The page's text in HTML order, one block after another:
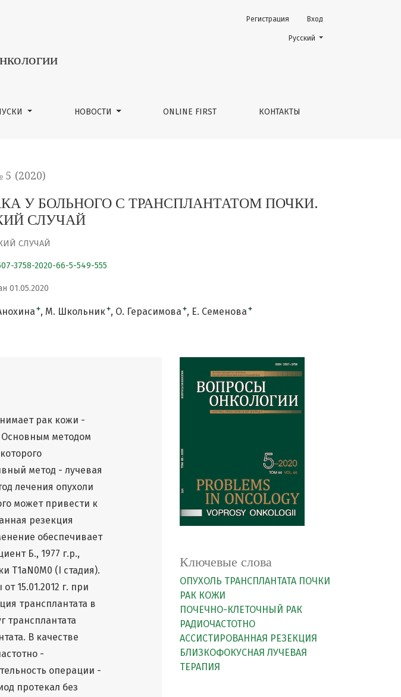
ПОЧКИ. КЛИНИЧЕСКИЙ СЛУЧАЙ
НОВОСТИ ONLINE FIRST КОНТАКТЫ
Регистрация Вход
Change the language. The
Русский
5 (2020)
У БОЛЬНОГО С ТРАНСПЛАНТАТОМ ПОЧКИ.
СЛУЧАЙ
СЛУЧАЙ
3758-2020-66-5-549-555
01.05.2020
+ М. Школьник+ О. Герасимова + Е. Семенова +
Ключевые слова
ОПУХОЛЬ ТРАНСПЛАНТАТА ПОЧКИ
РАК КОЖИ
ПОЧЕЧНО-КЛЕТОЧНЫЙ РАК
РАДИОЧАСТОТНО
АССИСТИРОВАННАЯ РЕЗЕКЦИЯ
БЛИЗКОФОКУСНАЯ ЛУЧЕВАЯ
ТЕРАПИЯ
рак кожи -
Основным методом
метод - лучевая
лечения опухоли
может привести к
резекция
обеспечивает
Б., 1977 г.р.,
T1aN0M0 (I стадия).
15.01.2012 г. при
трансплантата в
трансплантата
В качестве
-
операции -
протекал без